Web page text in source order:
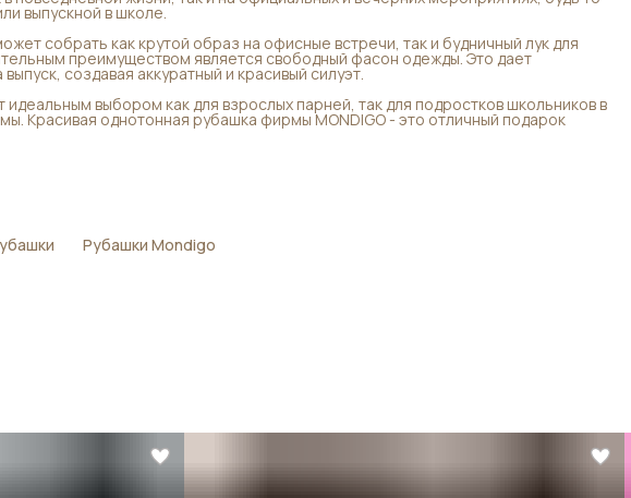
выпускной в школе.
собрать как крутой образ на офисные встречи, так и будничный лук для
преимуществом является свободный фасон одежды. Это дает
создавая аккуратный и красивый силуэт.
выбором как для взрослых парней, так для подростков школьников в
Красивая однотонная рубашка фирмы MONDIGO - это отличный подарок
Рубашки Mondigo